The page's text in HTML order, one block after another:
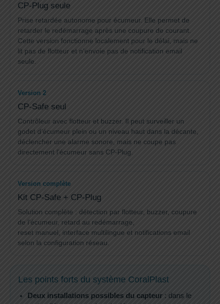
CP-Plug seule
Prise retardée autonome pour écumeur. Elle permet de
retarder le redémarrage après une coupure de courant.
Cette version fonctionne localement pour le délai, mais ne
lit pas de flotteur et n’envoie pas de notification email
seule.
Version 2
CP-Safe seul
Contrôleur avec flotteur et buzzer. Il peut surveiller un
godet d’écumeur plein ou un niveau haut dans la décante,
déclencher une alarme sonore, mais ne coupe pas
directement l’écumeur sans CP-Plug.
Version complète
Kit CP-Safe + CP-Plug
Solution complète : détection par flotteur, buzzer, coupure
de l’écumeur, retard au redémarrage,
reset manuel, interface multilingue et notifications email
selon la configuration réseau.
Les points forts du système CoralPlast
Deux installations possibles du capteur : dans le